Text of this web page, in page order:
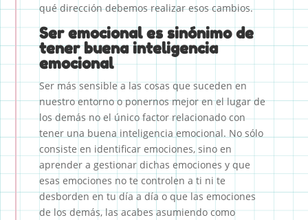
qué dirección debemos realizar esos cambios.
Ser emocional es sinónimo de
tener buena inteligencia
emocional
Ser más sensible a las cosas que suceden en
nuestro entorno o ponernos mejor en el lugar de
los demás no el único factor relacionado con
tener una buena inteligencia emocional. No sólo
consiste en identificar emociones, sino en
aprender a gestionar dichas emociones y que
esas emociones no te controlen a ti ni te
desborden en tu día a día o que las emociones
de los demás, las acabes asumiendo como